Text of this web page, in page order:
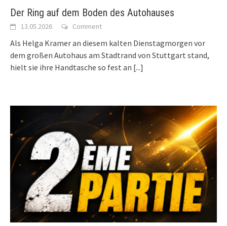
Der Ring auf dem Boden des Autohauses
13.05.2026 Comment
Als Helga Kramer an diesem kalten Dienstagmorgen vor
dem großen Autohaus am Stadtrand von Stuttgart stand,
hielt sie ihre Handtasche so fest an [...]